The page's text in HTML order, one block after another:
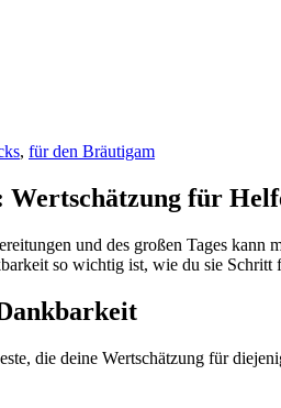
, für den Bräutigam
für
und des großen Tages kann
so wichtig ist, wie du sie Schritt
die deine Wertschätzung für